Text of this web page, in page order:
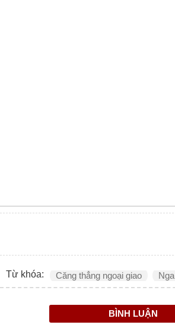
Từ khóa: Căng thẳng ngoại giao Nga
BÌNH LUẬN